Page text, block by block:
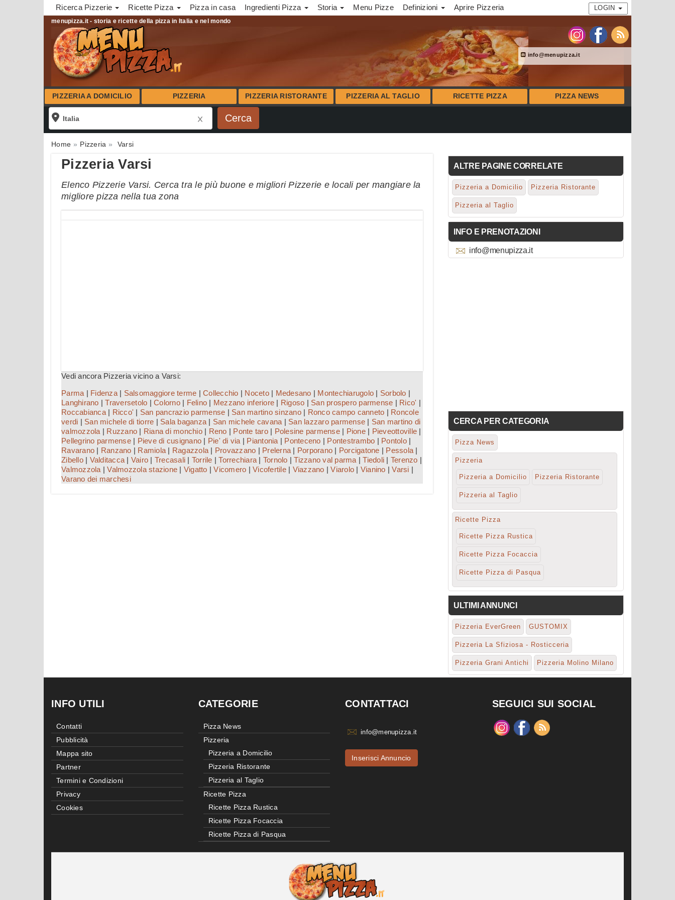
Ricerca Pizzerie Ricette Pizza Pizza in casa Ingredienti Pizza Storia Menu Pizze Definizioni Aprire Pizzeria LOGIN
menupizza.it - storia e ricette della pizza in Italia e nel mondo
info@menupizza.it
PIZZERIA A DOMICILIO PIZZERIA PIZZERIA RISTORANTE PIZZERIA AL TAGLIO RICETTE PIZZA PIZZA NEWS
Home Pizzeria Varsi
Pizzeria Varsi
Elenco Pizzerie Varsi. Cerca tra le più buone e migliori Pizzerie e locali per mangiare la
migliore pizza nella tua zona
Vedi ancora Pizzeria vicino a Varsi:
Parma | Fidenza| Salsomaggiore terme | Collecchio | Noceto| Medesano | Montechiarugolo | Sorbolo |
Langhirano |Traversetolo | Colorno| Felino | Mezzano inferiore | Rigoso | San prospero parmense | Rico' |
Roccabianca| Ricco' | San pancrazio parmense | San martino sinzano| Ronco campo canneto | Roncole
verdi | San michele di tiorre | Sala baganza | San michele cavana | San lazzaro parmense | San martino di
valmozzola | Ruzzano | Riana di monchio| Reno | Ponte taro| Polesine parmense| Pione| Pieveottoville |
Pellegrino parmense| Pieve di cusignano | Pie' di via | Piantonia | Ponteceno | Pontestrambo | Pontolo|
Ravarano | Ranzano | Ramiola | Ragazzola | Provazzano | Prelerna | Porporano | Porcigatone | Pessola |
Zibello| Valditacca | Vairo | Trecasali | Torrile |Torrechiara | Tornolo |Tizzano val parma |Tiedoli | Terenzo |
Valmozzola |Valmozzola stazione | Vigatto |Vicomero | Vicofertile| Viazzano |Viarolo | Vianino |Varsi |
Varano dei marchesi
ALTRE PAGINE CORRELATE
Pizzeria a Domicilio Pizzeria Ristorante
Pizzeria al Taglio
INFO E PRENOTAZIONI
info@menupizza.it
CERCA PER CATEGORIA
Pizza News
Pizzeria
Pizzeria a Domicilio Pizzeria Ristorante
Pizzeria al Taglio
Ricette Pizza
Ricette Pizza Rustica
Ricette Pizza Focaccia
Ricette Pizza di Pasqua
ULTIMI ANNUNCI
Pizzeria EverGreen GUSTOMIX
Pizzeria La Sfiziosa - Rosticceria
Pizzeria Grani Antichi Pizzeria Molino Milano
INFO UTILI
Contatti
Pubblicità
Mappa sito
Partner
Termini e Condizioni
Privacy
Cookies
CATEGORIE
Pizza News
Pizzeria
Pizzeria a Domicilio
Pizzeria Ristorante
Pizzeria al Taglio
Ricette Pizza
Ricette Pizza Rustica
Ricette Pizza Focaccia
Ricette Pizza di Pasqua
CONTATTACI
info@menupizza.it
Inserisci Annuncio
SEGUICI SUI SOCIAL